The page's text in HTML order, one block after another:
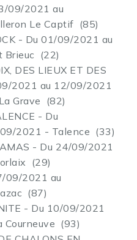
09/2021 au
Le Captif (85)
- Du 01/09/2021 au
Brieuc (22)
DES LIEUX ET DES
2021 au 12/09/2021
Grave (82)
- Du
2021 - Talence (33)
- Du 24/09/2021
(29)
09/2021 au
(87)
- Du 10/09/2021
(93)